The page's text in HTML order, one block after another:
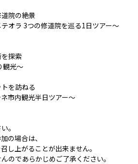
院の絶景
オラ 3つの修道院を巡る1日ツアー～
探索
観光～
を訪ねる
市内観光半日ツアー～
。
の場合は、
し上がることが出来ません。
のであらかじめご了承ください。